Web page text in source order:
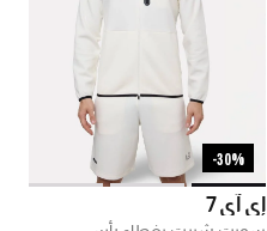
30%-
إي آي 7